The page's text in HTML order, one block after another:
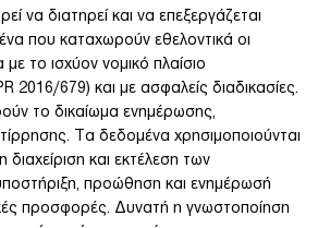
να διατηρεί και να επεξεργάζεται
που καταχωρούν εθελοντικά οι
το ισχύον νομικό πλαίσιο
2016/679) και με ασφαλείς διαδικασίες.
το δικαίωμα ενημέρωσης,
Τα δεδομένα χρησιμοποιούνται
διαχείριση και εκτέλεση των
προώθηση και ενημέρωσή
προσφορές. Δυνατή η γνωστοποίηση